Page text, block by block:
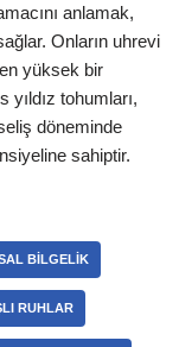
anlamak,
Onların uhrevi
yüksek bir
yıldız tohumları,
döneminde
sahiptir.
BILGELIK
RUHLAR